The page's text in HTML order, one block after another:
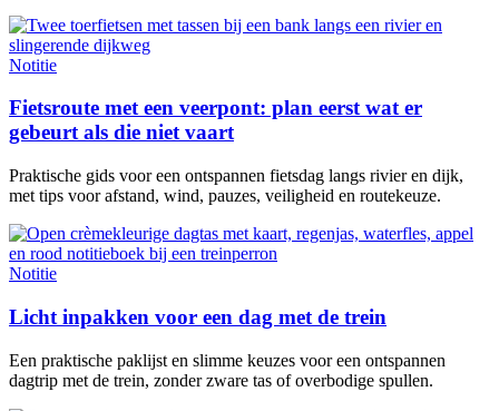
Notitie
Fietsroute met een veerpont: plan eerst wat er
gebeurt als die niet vaart
Praktische gids voor een ontspannen fietsdag langs rivier en dijk,
met tips voor afstand, wind, pauzes, veiligheid en routekeuze.
Notitie
Licht inpakken voor een dag met de trein
Een praktische paklijst en slimme keuzes voor een ontspannen
dagtrip met de trein, zonder zware tas of overbodige spullen.